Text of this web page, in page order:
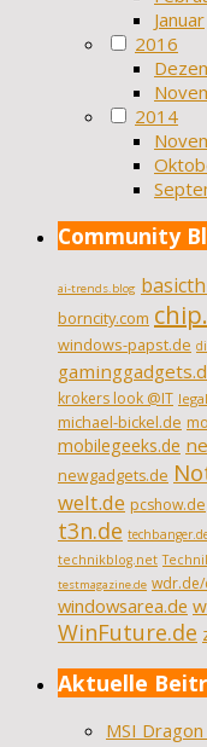
Januar
2016
2014
Community
ai-trends.blog
borncity.com
windows-papst.de
krokers look @IT
michael-bickel.de
mobilegeeks.de
newgadgets.de
welt.de pcshow.de
t3n.de
technikblog.net
testmagazine.de
windowsarea.de
WinFuture.de
Aktuelle
MSI